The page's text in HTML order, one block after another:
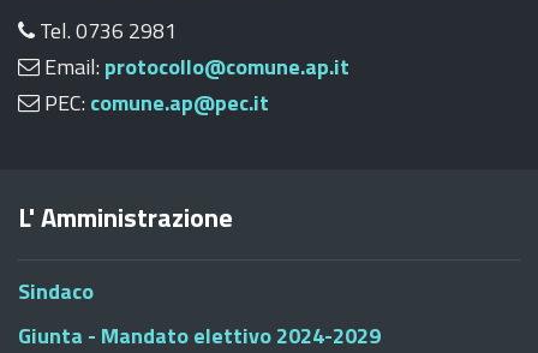
Tel. 0736 2981
Email: protocollo@comune.ap.it
PEC: comune.ap@pec.it
L' Amministrazione
Sindaco
Giunta - Mandato elettivo 2024-2029